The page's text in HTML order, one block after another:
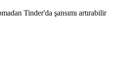
Tinder'da şansımı artırabilir